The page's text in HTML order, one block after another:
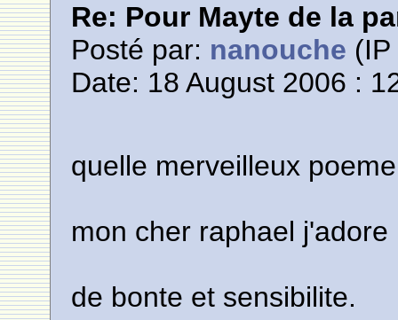
Re: Pour Mayte de la
Posté par: nanouche
Date: 18 August 2006 :
quelle merveilleux poeme
mon cher raphael
de bonte et sensibilite.